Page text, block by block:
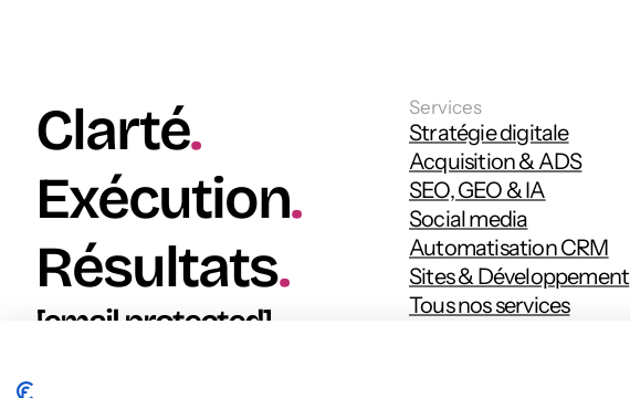
Clarté.
Exécution.
Résultats.
[email protected]
Services
Stratégie digitale
Acquisition & ADS
SEO, GEO & IA
Social media
Automatisation CRM
Sites & Développement
Tous nos services